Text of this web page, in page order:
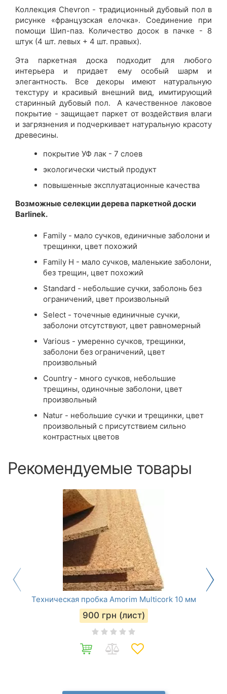
Коллекция Chevron - традиционный дубовый пол в
рисунке «французская елочка». Соединение при
помощи Шип-паз. Количество досок в пачке - 8
штук (4 шт. левых + 4 шт. правых).
Эта паркетная доска подходит для любого
интерьера и придает ему особый шарм и
элегантность. Все декоры имеют натуральную
текстуру и красивый внешний вид, имитирующий
старинный дубовый пол. А качественное лаковое
покрытие - защищает паркет от воздействия влаги
и загрязнения и подчеркивает натуральную красоту
древесины.
покрытие УФ лак - 7 слоев
экологически чистый продукт
повышенные эксплуатационные качества
Возможные селекции дерева паркетной доски
Barlinek.
Family - мало сучков, единичные заболони и
трещинки, цвет похожий
Family Н - мало сучков, маленькие заболони,
без трещин, цвет похожий
Standard - небольшие сучки, заболонь без
ограничений, цвет произвольный
Select - точечные единичные сучки,
заболони отсутствуют, цвет равномерный
Various - умеренно сучков, трещинки,
заболони без ограничений, цвет
произвольный
Country - много сучков, небольшие
трещины, одиночные заболони, цвет
произвольный
Natur - небольшие сучки и трещинки, цвет
произвольный с присутствием сильно
контрастных цветов
Рекомендуемые товары
Техническая пробка Amorim Multicork 10 мм
900 грн (лист)